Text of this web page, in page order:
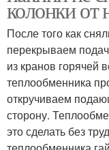
колонки от
После того как
перекрываем
из кранов горячей
теплообменника
откручиваем
сторону.
это сделать без